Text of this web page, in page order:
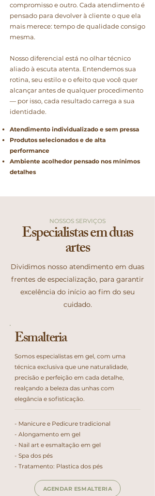
compromisso e outro. Cada atendimento é
pensado para devolver à cliente o que ela
mais merece: tempo de qualidade consigo
mesma.
Nosso diferencial está no olhar técnico
aliado à escuta atenta. Entendemos sua
rotina, seu estilo e o efeito que você quer
alcançar antes de qualquer procedimento
— por isso, cada resultado carrega a sua
identidade.
Atendimento individualizado e sem pressa
Produtos selecionados e de alta
performance
Ambiente acolhedor pensado nos mínimos
detalhes
NOSSOS SERVIÇOS
Especialistas em duas
artes
Dividimos nosso atendimento em duas
frentes de especialização, para garantir
excelência do início ao fim do seu
cuidado.
Esmalteria
Somos especialistas em gel, com uma
técnica exclusiva que une naturalidade,
precisão e perfeição em cada detalhe,
realçando a beleza das unhas com
elegância e sofisticação.
- Manicure e Pedicure tradicional
- Alongamento em gel
- Nail art e esmaltação em gel
- Spa dos pés
- Tratamento: Plastica dos pés
AGENDAR ESMALTERIA